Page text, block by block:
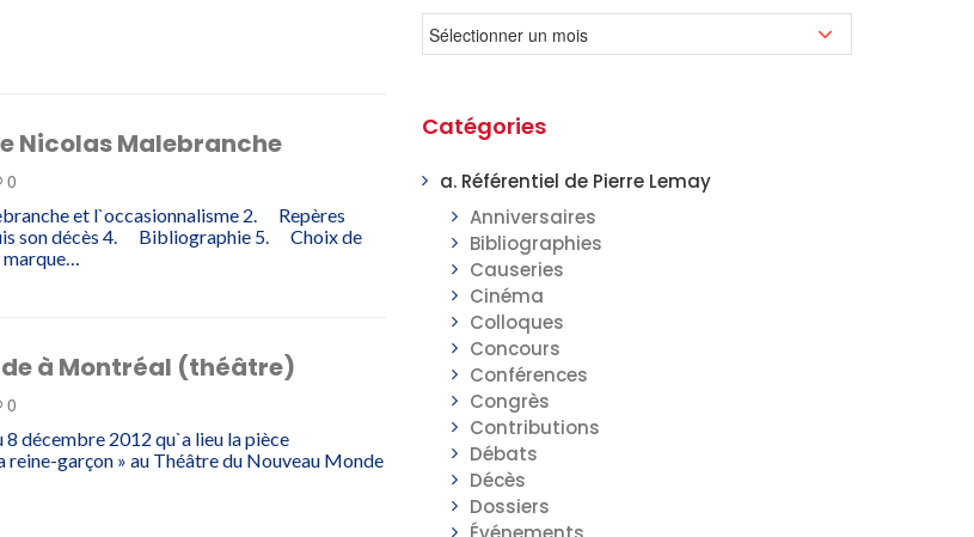
Nicolas Malebranche
0
et l`occasionnalisme 2. Repères
son décès 4. Bibliographie 5. Choix de
à Montréal (théâtre)
0
décembre 2012 qu`a lieu la pièce
reine-garçon » au Théâtre du Nouveau Monde
Catégories
a. Référentiel de Pierre Lemay
Anniversaires
Bibliographies
Causeries
Cinéma
Colloques
Concours
Conférences
Congrès
Contributions
Débats
Décès
Dossiers